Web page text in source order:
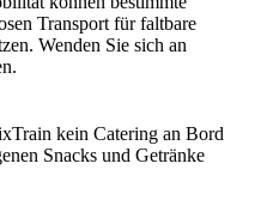
Transport für faltbare
Wenden Sie sich an
kein Catering an Bord
Snacks und Getränke